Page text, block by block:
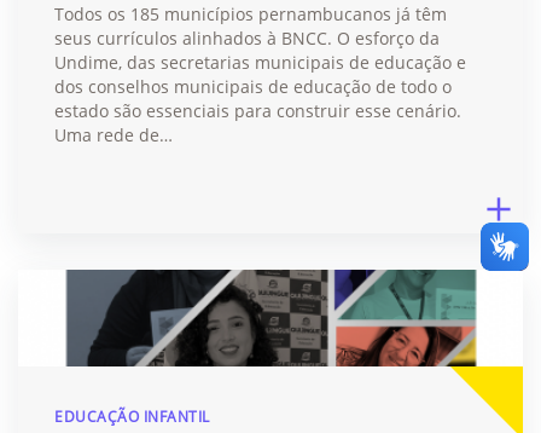
Todos os 185 municípios pernambucanos já têm
seus currículos alinhados à BNCC. O esforço da
Undime, das secretarias municipais de educação e
dos conselhos municipais de educação de todo o
estado são essenciais para construir esse cenário.
Uma rede de…
EDUCAÇÃO INFANTIL